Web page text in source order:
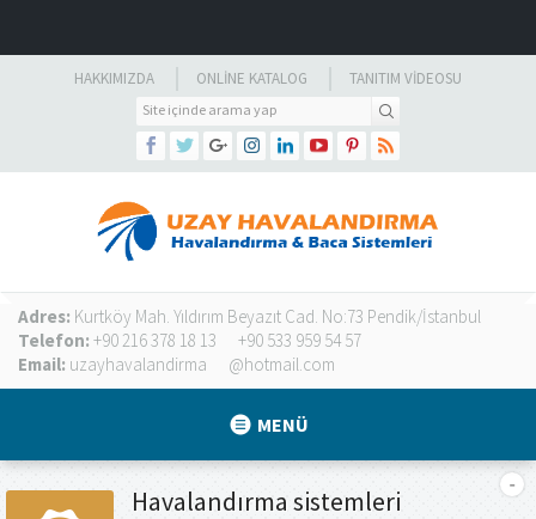
HAKKIMIZDA ONLINE KATALOG TANITIM VIDEOSU
Adres: Kurtköy Mah. Yıldırım Beyazıt Cad. No:73 Pendik/İstanbul
Telefon: +90 216 378 18 13
+90 533 959 54 57
Email: uzayhavalandirma @hotmail.com
MENÜ
Havalandırma sistemleri